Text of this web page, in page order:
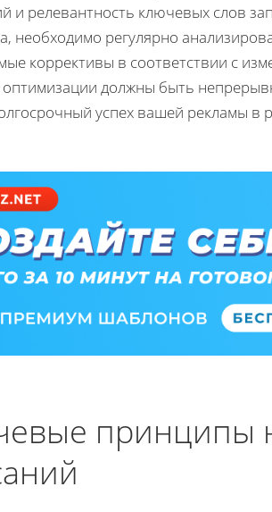
и релевантность ключевых слов
необходимо регулярно
коррективы в соответствии с
оптимизации должны быть
успех вашей рекламы в
принципы